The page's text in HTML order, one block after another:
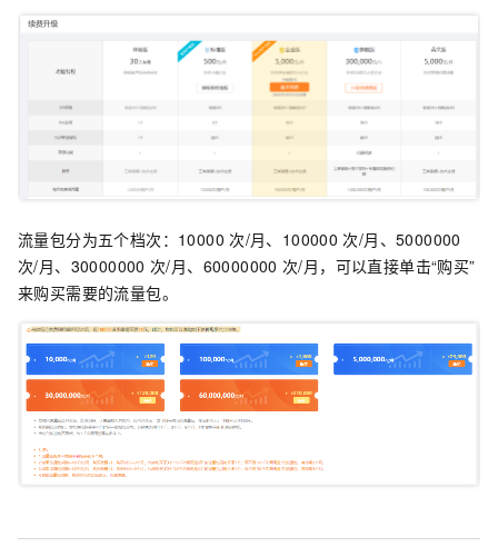
流量包分为五个档次：10000 次/月、100000 次/月、5000000
次/月、30000000 次/月、60000000 次/月，可以直接单击“购买”
来购买需要的流量包。